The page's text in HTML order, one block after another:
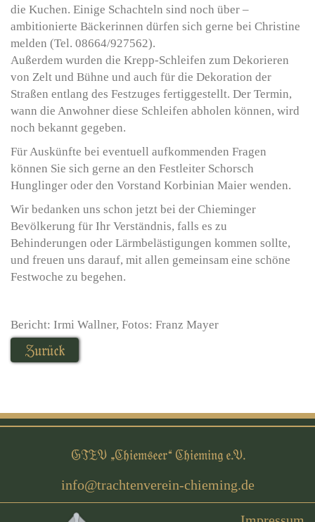
die Kuchen. Einige Schachteln sind noch über –
ambitionierte Bäckerinnen dürfen sich gerne bei Christine
melden (Tel. 08664/927562).
Außerdem wurden die Krepp-Schleifen zum Dekorieren
von Zelt und Bühne und auch für die Dekoration der
Straßen entlang des Festzuges fertiggestellt. Der Termin,
wann die Anwohner diese Schleifen abholen können, wird
noch bekannt gegeben.
Für Auskünfte bei eventuell aufkommenden Fragen
können Sie sich gerne an den Festleiter Schorsch
Hunglinger oder den Vorstand Korbinian Maier wenden.
Wir bedanken uns schon jetzt bei der Chieminger
Bevölkerung für Ihr Verständnis, falls es zu
Behinderungen oder Lärmbelästigungen kommen sollte,
und freuen uns darauf, mit allen gemeinsam eine schöne
Festwoche zu begehen.
Bericht: Irmi Wallner, Fotos: Franz Mayer
Zurück
GTEV „Chiemseer“ Chieming e.V.